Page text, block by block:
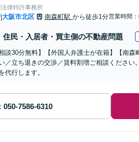
律特許事務所
|大阪市北区 南森町駅 から徒歩1分営業時間
住民・入居者・買主側の不動産問題
相談30分無料】【外国人弁護士が在籍】【南
／立ち退きの交渉／賃料割増ご相談くださ
代行します。